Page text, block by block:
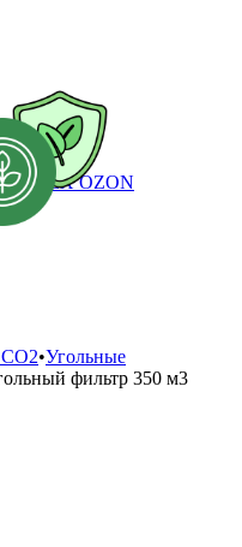
OZON
•Угольные
фильтр 350 м3